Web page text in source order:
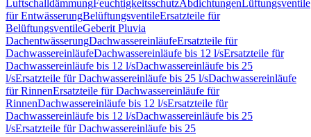
LuftschalldämmungFeuchtigkeitsschutzAbdichtungenLüftungsventile
für EntwässerungBelüftungsventileErsatzteile für
BelüftungsventileGeberit Pluvia
DachentwässerungDachwassereinläufeErsatzteile für
DachwassereinläufeDachwassereinläufe bis 12 l/sErsatzteile für
Dachwassereinläufe bis 12 l/sDachwassereinläufe bis 25
l/sErsatzteile für Dachwassereinläufe bis 25 l/sDachwassereinläufe
für RinnenErsatzteile für Dachwassereinläufe für
RinnenDachwassereinläufe bis 12 l/sErsatzteile für
Dachwassereinläufe bis 12 l/sDachwassereinläufe bis 25
l/sErsatzteile für Dachwassereinläufe bis 25